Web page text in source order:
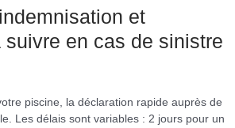
et
suivre en cas de sinistre
piscine, la déclaration rapide auprès de
Les délais sont variables : 2 jours pour un